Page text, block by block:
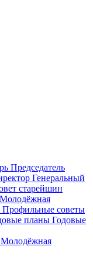
Председатель
Генеральный
старейшин
Молодёжная
Профильные советы
планы Годовые
Молодёжная